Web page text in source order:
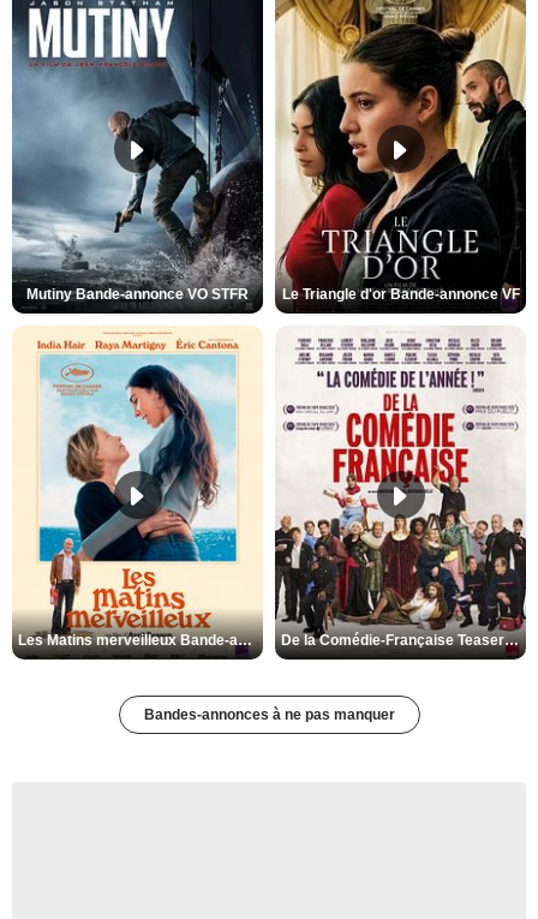
Mutiny Bande-annonce VO STFR Le Triangle d'or Bande-annonce VF
Les Matins merveilleux Bande-annonce VF De la Comédie-Française Teaser VF
Bandes-annonces à ne pas manquer